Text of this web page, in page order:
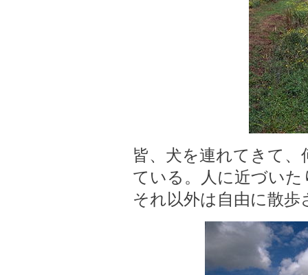
皆、犬を連れてきて
ている。人に近づい
それ以外は自由に散歩